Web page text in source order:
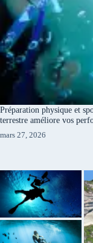
Préparation physique et
terrestre améliore vos
mars 27, 2026